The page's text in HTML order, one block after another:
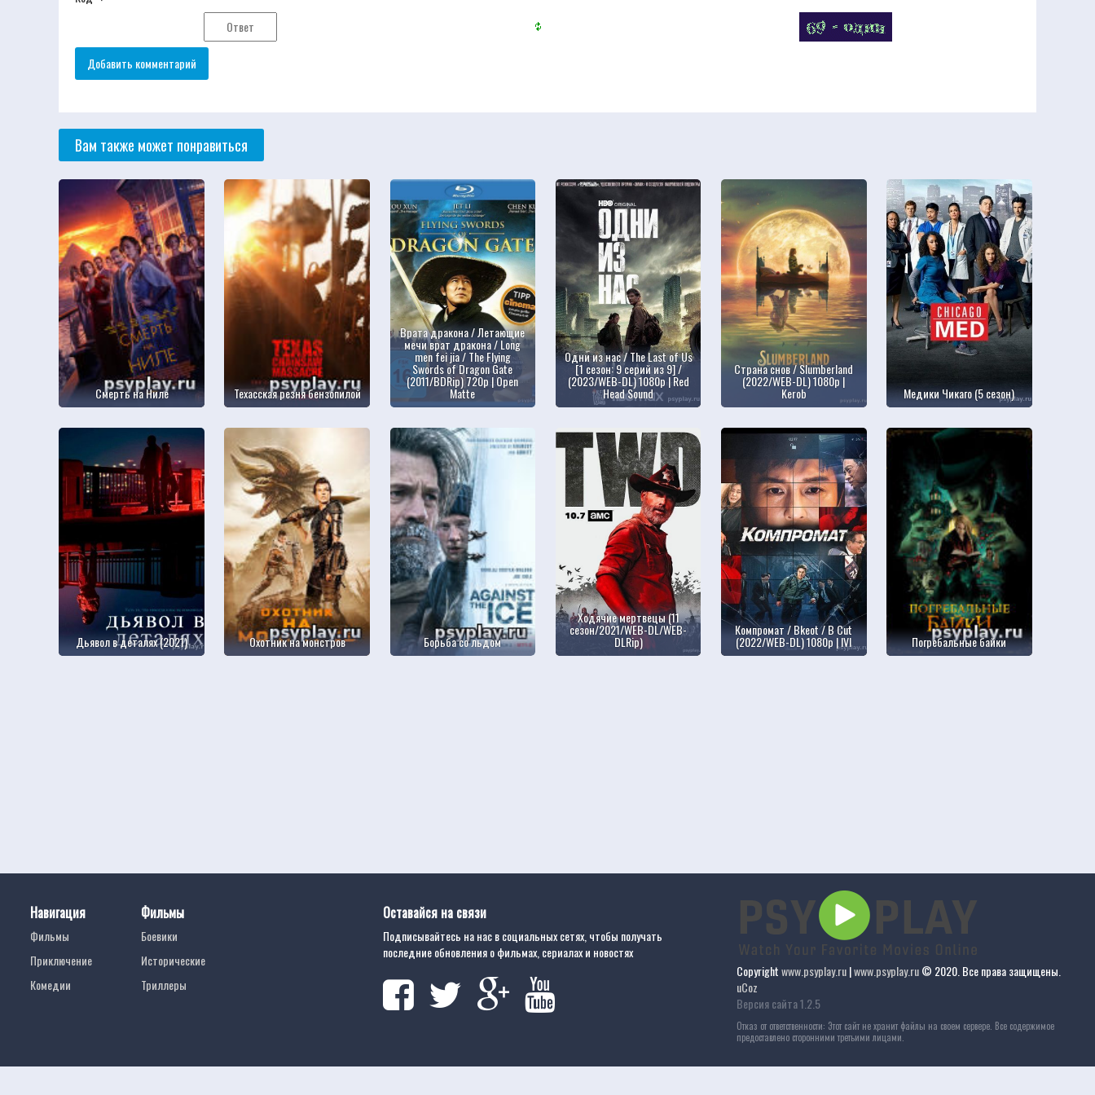
Вам также может понравиться
Смерть на Ниле Техасская резня бензопилой
Врата дракона / Летающие
мечи врат дракона / Long
men fei jia / The Flying
Swords of Dragon Gate
(2011/BDRip) 720p | Open
Matte
Одни из нас / The Last of Us
[1 сезон: 9 серий из 9] /
(2023/WEB-DL) 1080p | Red
Head Sound
Страна снов / Slumberland
(2022/WEB-DL) 1080p |
Kerob Медики Чикаго (5 сезон)
Дьявол в деталях (2021) Охотник на монстров Борьба со льдом
Ходячие мертвецы (11
сезон/2021/WEB-DL/WEB-
DLRip)
Компромат / Bkeot / B Cut
(2022/WEB-DL) 1080p | IVI Погребальные байки
Навигация
Фильмы
Приключение
Комедии
Фильмы
Боевики
Исторические
Триллеры
Оставайся на связи
Подписывайтесь на нас в социальных сетях, чтобы получать
последние обновления о фильмах, сериалах и новостях
Copyrightwww.psyplay.ru|www.psyplay.ru© 2020. Все права защищены.
uCoz
Версия сайта 1.2.5
Отказ от ответственности: Этот сайт не хранит файлы на своем сервере. Все содержимое
предоставлено сторонними третьими лицами.